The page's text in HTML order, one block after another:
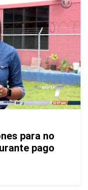
para no
pago